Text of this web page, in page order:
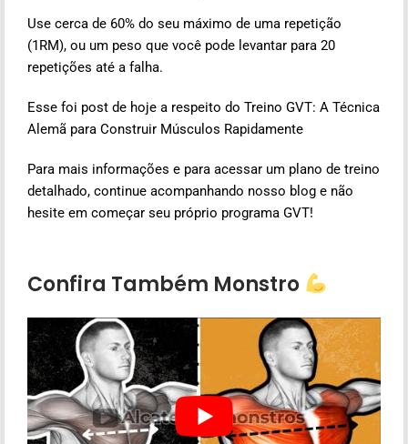
Use cerca de 60% do seu máximo de uma repetição
(1RM), ou um peso que você pode levantar para 20
repetições até a falha.
Esse foi post de hoje a respeito do Treino GVT: A Técnica
Alemã para Construir Músculos Rapidamente
Para mais informações e para acessar um plano de treino
detalhado, continue acompanhando nosso blog e não
hesite em começar seu próprio programa GVT!
Confira Também Monstro